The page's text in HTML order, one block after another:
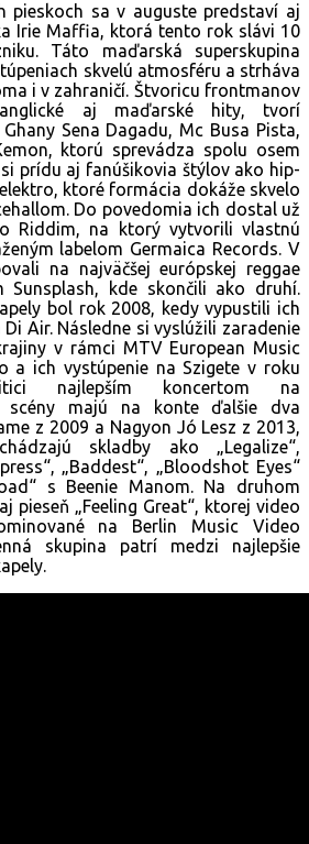
pieskoch sa v auguste predstaví aj
Irie Maffia, ktorá tento rok slávi 10
Táto maďarská superskupina
skvelú atmosféru a strháva
i v zahraničí. Štvoricu frontmanov
anglické aj maďarské hity, tvorí
Sena Dagadu, Mc Busa Pista,
ktorú sprevádza spolu osem
prídu aj fanúšikovia štýlov ako hip-
ktoré formácia dokáže skvelo
Do povedomia ich dostal už
Riddim, na ktorý vytvorili vlastnú
labelom Germaica Records. V
na najväčšej európskej reggae
Sunsplash, kde skončili ako druhí.
bol rok 2008, kedy vypustili ich
Air. Následne si vyslúžili zaradenie
v rámci MTV European Music
a ich vystúpenie na Szigete v roku
najlepším koncertom na
scény majú na konte ďalšie dva
z 2009 a Nagyon Jó Lesz z 2013,
skladby ako „Legalize“,
„Baddest“, „Bloodshot Eyes“
s Beenie Manom. Na druhom
pieseň „Feeling Great“, ktorej video
na Berlin Music Video
skupina patrí medzi najlepšie